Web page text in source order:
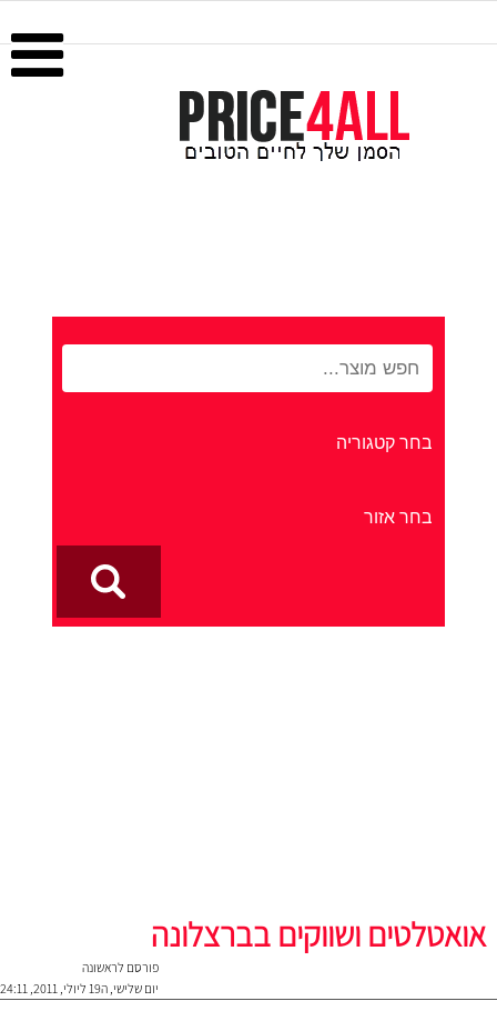
אואטלטים ושווקים בברצלונה
פורסם לראשונה
יום שלישי, ה19 ליולי, 2011, 24:11